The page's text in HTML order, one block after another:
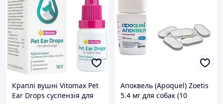
Краплі вушні Vitomax Pet
Ear Drops суспензія для
Апоквель (Apoquel) Zoetis
5.4 мг для собак (10